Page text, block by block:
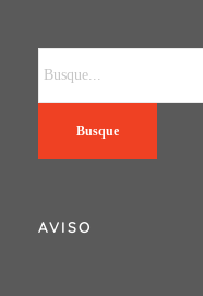
Busque
AVISO